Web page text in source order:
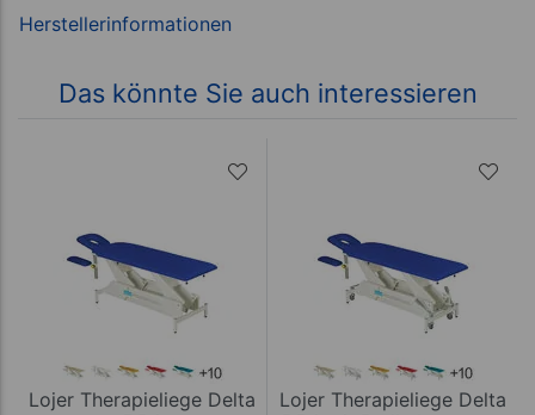
Das könnte Sie auch interessieren
Lojer Therapieliege Delta
Lojer Therapieliege Delta